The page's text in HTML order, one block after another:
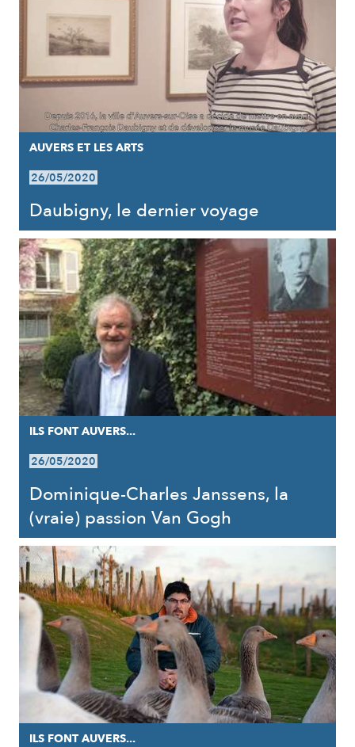
AUVERS ET LES ARTS
26/05/2020
Daubigny, le dernier voyage
ILS FONT AUVERS...
26/05/2020
Dominique-Charles Janssens, la
(vraie) passion Van Gogh
ILS FONT AUVERS...